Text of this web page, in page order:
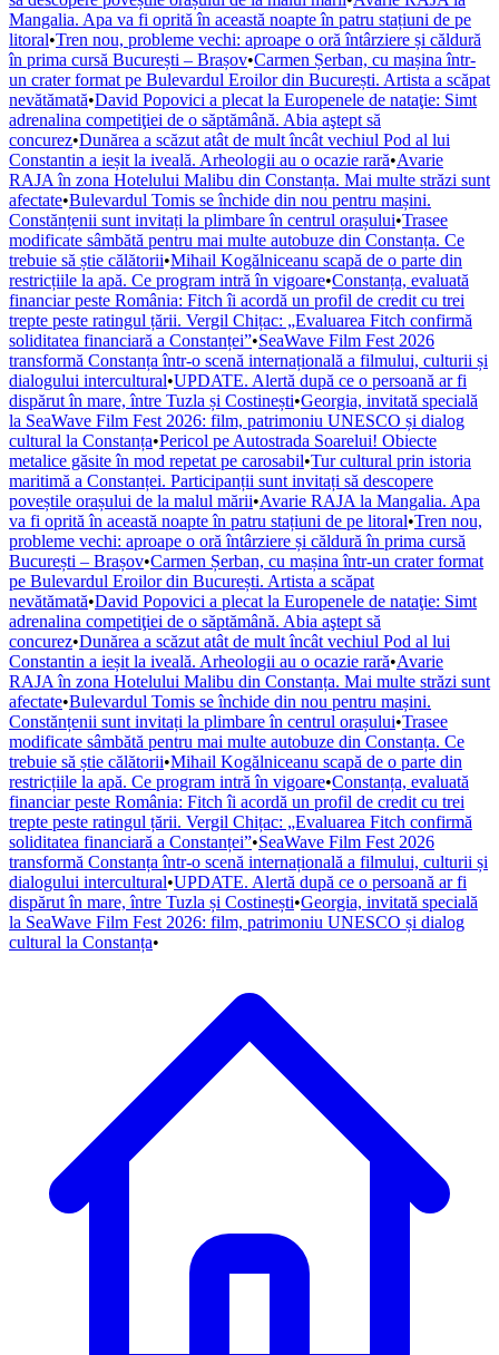
Mangalia. Apa va fi oprită în această noapte în patru stațiuni de pe
litoral•Tren nou, probleme vechi: aproape o oră întârziere și căldură
în prima cursă București – Brașov•Carmen Șerban, cu mașina într-
un crater format pe Bulevardul Eroilor din București. Artista a scăpat
nevătămată•David Popovici a plecat la Europenele de nataţie: Simt
adrenalina competiţiei de o săptămână. Abia aştept să
concurez•Dunărea a scăzut atât de mult încât vechiul Pod al lui
Constantin a ieșit la iveală. Arheologii au o ocazie rară•Avarie
RAJA în zona Hotelului Malibu din Constanța. Mai multe străzi sunt
afectate•Bulevardul Tomis se închide din nou pentru mașini.
Constănțenii sunt invitați la plimbare în centrul orașului•Trasee
modificate sâmbătă pentru mai multe autobuze din Constanța. Ce
trebuie să știe călătorii•Mihail Kogălniceanu scapă de o parte din
restricțiile la apă. Ce program intră în vigoare•Constanța, evaluată
financiar peste România: Fitch îi acordă un profil de credit cu trei
trepte peste ratingul țării. Vergil Chițac: „Evaluarea Fitch confirmă
soliditatea financiară a Constanței”•SeaWave Film Fest 2026
transformă Constanța într-o scenă internațională a filmului, culturii și
dialogului intercultural•UPDATE. Alertă după ce o persoană ar fi
dispărut în mare, între Tuzla și Costinești•Georgia, invitată specială
la SeaWave Film Fest 2026: film, patrimoniu UNESCO și dialog
cultural la Constanța•Pericol pe Autostrada Soarelui! Obiecte
metalice găsite în mod repetat pe carosabil•Tur cultural prin istoria
maritimă a Constanței. Participanții sunt invitați să descopere
poveștile orașului de la malul mării•Avarie RAJA la Mangalia. Apa
va fi oprită în această noapte în patru stațiuni de pe litoral•Tren nou,
probleme vechi: aproape o oră întârziere și căldură în prima cursă
București – Brașov•Carmen Șerban, cu mașina într-un crater format
pe Bulevardul Eroilor din București. Artista a scăpat
nevătămată•David Popovici a plecat la Europenele de nataţie: Simt
adrenalina competiţiei de o săptămână. Abia aştept să
concurez•Dunărea a scăzut atât de mult încât vechiul Pod al lui
Constantin a ieșit la iveală. Arheologii au o ocazie rară•Avarie
RAJA în zona Hotelului Malibu din Constanța. Mai multe străzi sunt
afectate•Bulevardul Tomis se închide din nou pentru mașini.
Constănțenii sunt invitați la plimbare în centrul orașului•Trasee
modificate sâmbătă pentru mai multe autobuze din Constanța. Ce
trebuie să știe călătorii•Mihail Kogălniceanu scapă de o parte din
restricțiile la apă. Ce program intră în vigoare•Constanța, evaluată
financiar peste România: Fitch îi acordă un profil de credit cu trei
trepte peste ratingul țării. Vergil Chițac: „Evaluarea Fitch confirmă
soliditatea financiară a Constanței”•SeaWave Film Fest 2026
transformă Constanța într-o scenă internațională a filmului, culturii și
dialogului intercultural•UPDATE. Alertă după ce o persoană ar fi
dispărut în mare, între Tuzla și Costinești•Georgia, invitată specială
la SeaWave Film Fest 2026: film, patrimoniu UNESCO și dialog
cultural la Constanța•